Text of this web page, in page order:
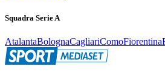
Squadra Serie A
AtalantaBolognaCagliariComoFiorentina